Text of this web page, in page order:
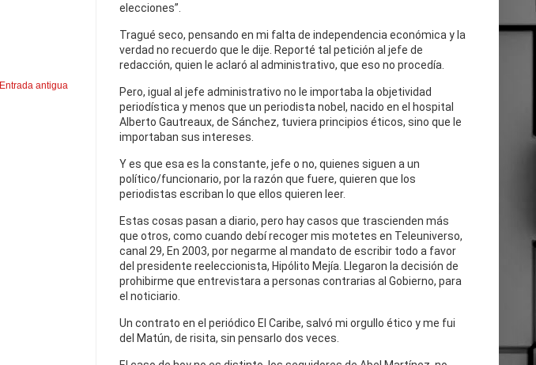
Entrada antigua
elecciones”.
Tragué seco, pensando en mi falta de independencia económica y la
verdad no recuerdo que le dije. Reporté tal petición al jefe de
redacción, quien le aclaró al administrativo, que eso no procedía.
Pero, igual al jefe administrativo no le importaba la objetividad
periodística y menos que un periodista nobel, nacido en el hospital
Alberto Gautreaux, de Sánchez, tuviera principios éticos, sino que le
importaban sus intereses.
Y es que esa es la constante, jefe o no, quienes siguen a un
político/funcionario, por la razón que fuere, quieren que los
periodistas escriban lo que ellos quieren leer.
Estas cosas pasan a diario, pero hay casos que trascienden más
que otros, como cuando debí recoger mis motetes en Teleuniverso,
canal 29, En 2003, por negarme al mandato de escribir todo a favor
del presidente reeleccionista, Hipólito Mejía. Llegaron la decisión de
prohibirme que entrevistara a personas contrarias al Gobierno, para
el noticiario.
Un contrato en el periódico El Caribe, salvó mi orgullo ético y me fui
del Matún, de risita, sin pensarlo dos veces.